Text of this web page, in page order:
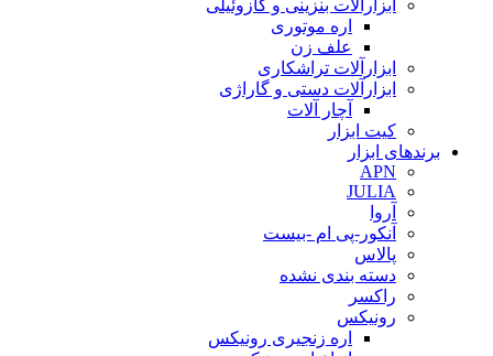
ابزارآلات بنزینی و گازوئیلی
اره موتوری
علف زن
ابزارآلات تراشکاری
ابزارآلات دستی و گاراژی
آچار آلات
کیت ابزار
برندهای ابزار
APN
JULIA
آروا
آنکور-پی ام -بیست
پالاس
دسته بندی نشده
راکسر
رونیکس
اره زنجیری رونیکس